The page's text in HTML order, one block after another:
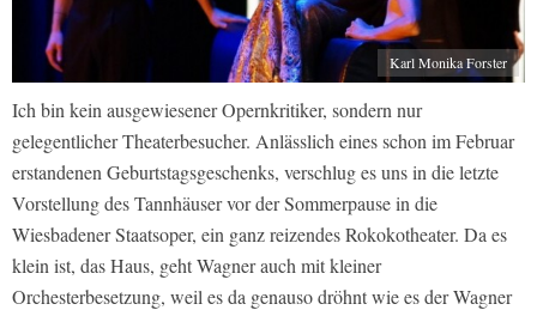
Karl Monika Forster
Ich bin kein ausgewiesener Opernkritiker, sondern nur
gelegentlicher Theaterbesucher. Anlässlich eines schon im Februar
erstandenen Geburtstagsgeschenks, verschlug es uns in die letzte
Vorstellung des Tannhäuser vor der Sommerpause in die
Wiesbadener Staatsoper, ein ganz reizendes Rokokotheater. Da es
klein ist, das Haus, geht Wagner auch mit kleiner
Orchesterbesetzung, weil es da genauso dröhnt wie es der Wagner